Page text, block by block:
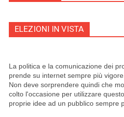
ELEZIONI IN VISTA
La politica e la comunicazione dei
prende su internet sempre più vigore.
Non deve sorprendere quindi che
colto l'occasione per utilizzare
proprie idee ad un pubblico sempre